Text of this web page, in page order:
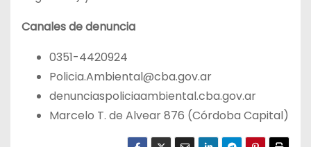
Canales de denuncia
0351-4420924
Policia.Ambiental@cba.gov.ar
denunciaspoliciaambiental.cba.gov.ar
Marcelo T. de Alvear 876 (Córdoba Capital)